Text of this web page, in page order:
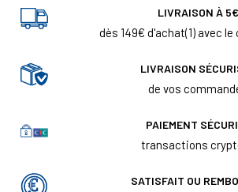
LIVRAISON À 5€
dès 149€ d'achat(1) avec le
LIVRAISON
de vos
PAIEMENT
transactions
SATISFAIT OU